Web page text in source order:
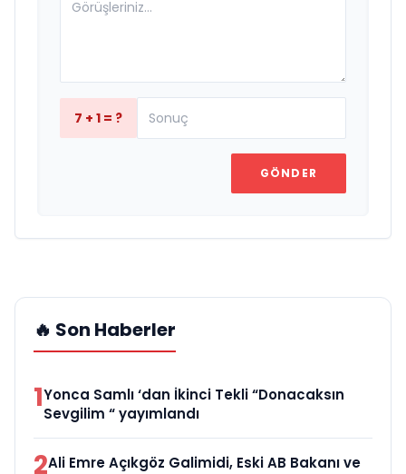
7 + 1 = ?
GÖNDER
🔥 Son Haberler
1Yonca Samlı ‘dan İkinci Tekli “Donacaksın
Sevgilim “ yayımlandı
2Ali Emre Açıkgöz Galimidi, Eski AB Bakanı ve